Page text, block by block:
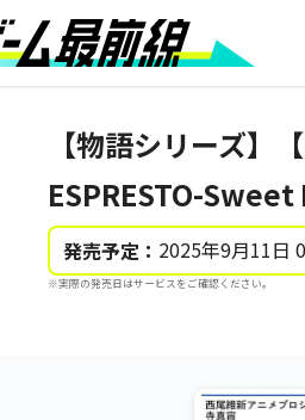
【物語シリーズ】
ESPRESTO-
発売予定： 2025年9月11日
※実際の発売日はサービスをご確認ください。